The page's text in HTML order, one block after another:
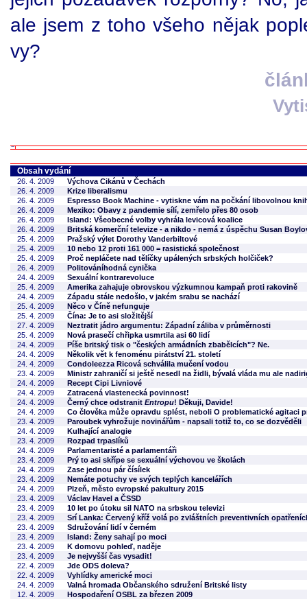
ale jsem z toho všeho nějak
vy?
Obsah vydání
26. 4. 2009
Výchova Cikánů v Čechách
26. 4. 2009
Krize liberalismu
26. 4. 2009
Espresso Book Machine - vytiskne vám na počkání libovolnou
26. 4. 2009
Mexiko: Obavy z pandemie sílí, zemřelo přes 80 osob
26. 4. 2009
Island: Všeobecné volby vyhrála levicová koalice
26. 4. 2009
Britská komerční televize - a nikdo - nemá z úspěchu Susan
25. 4. 2009
Pražský výlet Dorothy Vanderbiltové
25. 4. 2009
10 nebo 12 proti 161 000 = rasistická společnost
25. 4. 2009
Proč nepláčete nad tělíčky upálených srbských holčiček?
26. 4. 2009
Politováníhodná cynička
24. 4. 2009
Sexuální kontrarevoluce
25. 4. 2009
Amerika zahajuje obrovskou výzkumnou kampaň proti rakovině
24. 4. 2009
Západu stále nedošlo, v jakém srabu se nachází
25. 4. 2009
Něco v Číně nefunguje
25. 4. 2009
Čína: Je to asi složitější
27. 4. 2009
Neztratit jádro argumentu: Západní záliba v průměrnosti
25. 4. 2009
Nová prasečí chřipka usmrtila asi 60 lidí
24. 4. 2009
Píše britský tisk o "českých armádních zbabělcích"? Ne.
24. 4. 2009
Několik vět k fenoménu pirátství 21. století
24. 4. 2009
Condoleezza Ricová schválila mučení vodou
23. 4. 2009
Ministr zahraničí si ještě nesedl na židli, bývalá vláda mu ale
24. 4. 2009
Recept Cipi Livniové
24. 4. 2009
Zatracená vlastenecká povinnost!
24. 4. 2009
Černý chce odstranit Entropu! Děkuji, Davide!
24. 4. 2009
Co člověka může opravdu splést, neboli O problematické agitaci
23. 4. 2009
Paroubek vyhrožuje novinářům - napsali totiž to, co se dozvěděli
24. 4. 2009
Kulhající analogie
23. 4. 2009
Rozpad trpaslíků
24. 4. 2009
Parlamentaristé a parlamentáři
23. 4. 2009
Prý to asi skřípe se sexuální výchovou ve školách
24. 4. 2009
Zase jednou pár čísílek
23. 4. 2009
Nemáte potuchy ve svých teplých kancelářích
24. 4. 2009
Plzeň, město evropské pakultury 2015
23. 4. 2009
Václav Havel a ČSSD
23. 4. 2009
10 let po útoku sil NATO na srbskou televizi
23. 4. 2009
Srí Lanka: Červený kříž volá po zvláštních preventivních
23. 4. 2009
Sdružování lidí v černém
23. 4. 2009
Island: Ženy sahají po moci
23. 4. 2009
K domovu pohleď, naděje
23. 4. 2009
Je nejvyšší čas vysadit!
22. 4. 2009
Jde ODS doleva?
22. 4. 2009
Vyhlídky americké moci
24. 4. 2009
Valná hromada Občanského sdružení Britské listy
12. 4. 2009
Hospodaření OSBL za březen 2009